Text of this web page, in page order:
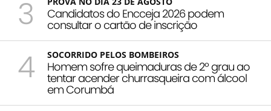
3 Candidatos do Encceja 2026 podem
consultar o cartão de inscrição
4 SOCORRIDO PELOS BOMBEIROS
Homem sofre queimaduras de 2º grau ao
tentar acender churrasqueira com álcool
em Corumbá